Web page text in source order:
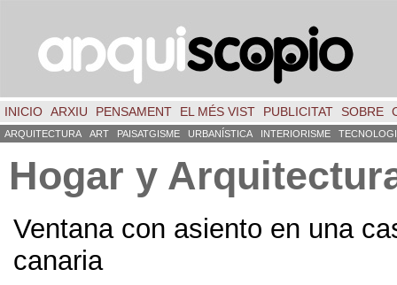
INICIO ARXIU PENSAMENT EL MÉS VIST PUBLICITAT SOBRE
ARQUITECTURA ART PAISATGISME URBANÍSTICA INTERIORISME
Hogar y
Ventana con asiento en una
canaria